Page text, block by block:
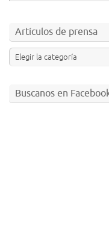
Artículos de prensa
Buscanos en